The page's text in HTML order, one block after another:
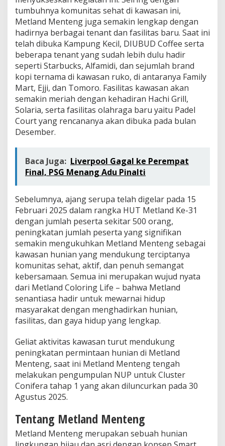
tumbuhnya komunitas sehat di kawasan ini,
Metland Menteng juga semakin lengkap dengan
hadirnya berbagai tenant dan fasilitas baru. Saat ini
telah dibuka Kampung Kecil, DIUBUD Coffee serta
beberapa tenant yang sudah lebih dulu hadir
seperti Starbucks, Alfamidi, dan sejumlah brand
kopi ternama di kawasan ruko, di antaranya Family
Mart, Ejji, dan Tomoro. Fasilitas kawasan akan
semakin meriah dengan kehadiran Hachi Grill,
Solaria, serta fasilitas olahraga baru yaitu Padel
Court yang rencananya akan dibuka pada bulan
Desember.
Baca Juga: Liverpool Gagal ke Perempat
Final, PSG Menang Adu Pinalti
Sebelumnya, ajang serupa telah digelar pada 15
Februari 2025 dalam rangka HUT Metland Ke-31
dengan jumlah peserta sekitar 500 orang,
peningkatan jumlah peserta yang signifikan
semakin mengukuhkan Metland Menteng sebagai
kawasan hunian yang mendukung terciptanya
komunitas sehat, aktif, dan penuh semangat
kebersamaan. Semua ini merupakan wujud nyata
dari Metland Coloring Life – bahwa Metland
senantiasa hadir untuk mewarnai hidup
masyarakat dengan menghadirkan hunian,
fasilitas, dan gaya hidup yang lengkap.
Geliat aktivitas kawasan turut mendukung
peningkatan permintaan hunian di Metland
Menteng, saat ini Metland Menteng tengah
melakukan pengumpulan NUP untuk Cluster
Conifera tahap 1 yang akan diluncurkan pada 30
Agustus 2025.
Tentang Metland Menteng
Metland Menteng merupakan sebuah hunian